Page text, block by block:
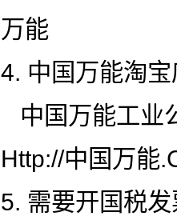
万能
4. 中国万能淘宝
中国万能工业
Http://中国万能
5. 需要开国税